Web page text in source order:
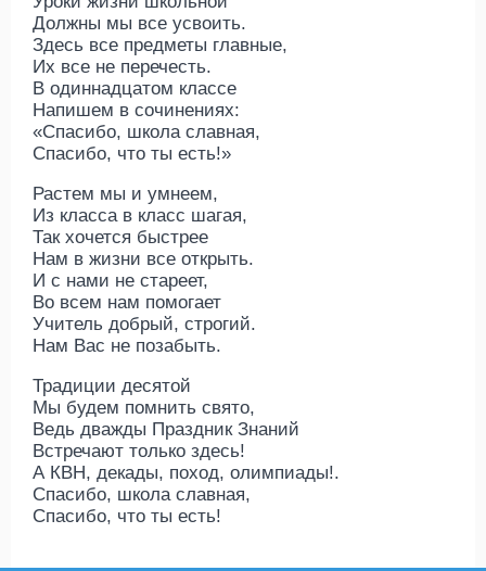
Должны мы все усвоить.
Здесь все предметы главные,
Их все не перечесть.
В одиннадцатом классе
Напишем в сочинениях:
«Спасибо, школа славная,
Спасибо, что ты есть!»
Растем мы и умнеем,
Из класса в класс шагая,
Так хочется быстрее
Нам в жизни все открыть.
И с нами не стареет,
Во всем нам помогает
Учитель добрый, строгий.
Нам Вас не позабыть.
Традиции десятой
Мы будем помнить свято,
Ведь дважды Праздник Знаний
Встречают только здесь!
А КВН, декады, поход, олимпиады!.
Спасибо, школа славная,
Спасибо, что ты есть!